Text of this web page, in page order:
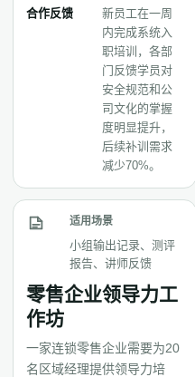
合作反馈
新员工在一周
内完成系统入
职培训，各部
门反馈学员对
安全规范和公
司文化的掌握
度明显提升，
后续补训需求
减少70%。
适用场景
小组输出记录、测评
报告、讲师反馈
零售企业领导力工
作坊
一家连锁零售企业需要为20
名区域经理提供领导力培